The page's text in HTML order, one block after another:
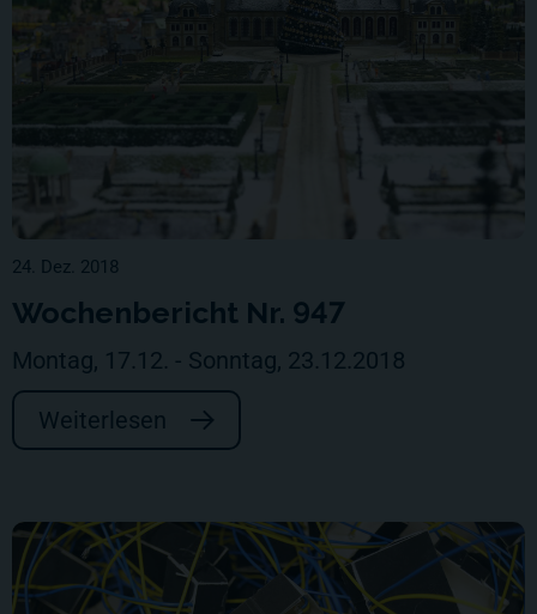
24. Dez. 2018
Wochenbericht Nr. 947
Montag, 17.12. - Sonntag, 23.12.2018
Weiterlesen